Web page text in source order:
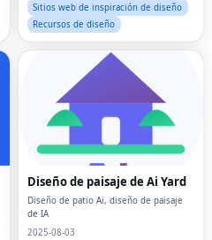
Sitios web de inspiración de diseño
Recursos de diseño
Diseño de paisaje de Ai Yard
Diseño de patio Ai, diseño de paisaje
de IA
2025-08-03